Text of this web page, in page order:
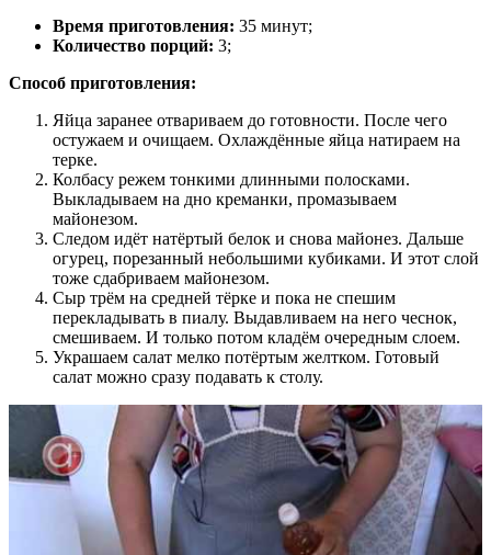
Время приготовления: 35 минут;
Количество порций: 3;
Способ приготовления:
Яйца заранее отвариваем до готовности. После чего
остужаем и очищаем. Охлаждённые яйца натираем на
терке.
Колбасу режем тонкими длинными полосками.
Выкладываем на дно креманки, промазываем
майонезом.
Следом идёт натёртый белок и снова майонез. Дальше
огурец, порезанный небольшими кубиками. И этот слой
тоже сдабриваем майонезом.
Сыр трём на средней тёрке и пока не спешим
перекладывать в пиалу. Выдавливаем на него чеснок,
смешиваем. И только потом кладём очередным слоем.
Украшаем салат мелко потёртым желтком. Готовый
салат можно сразу подавать к столу.